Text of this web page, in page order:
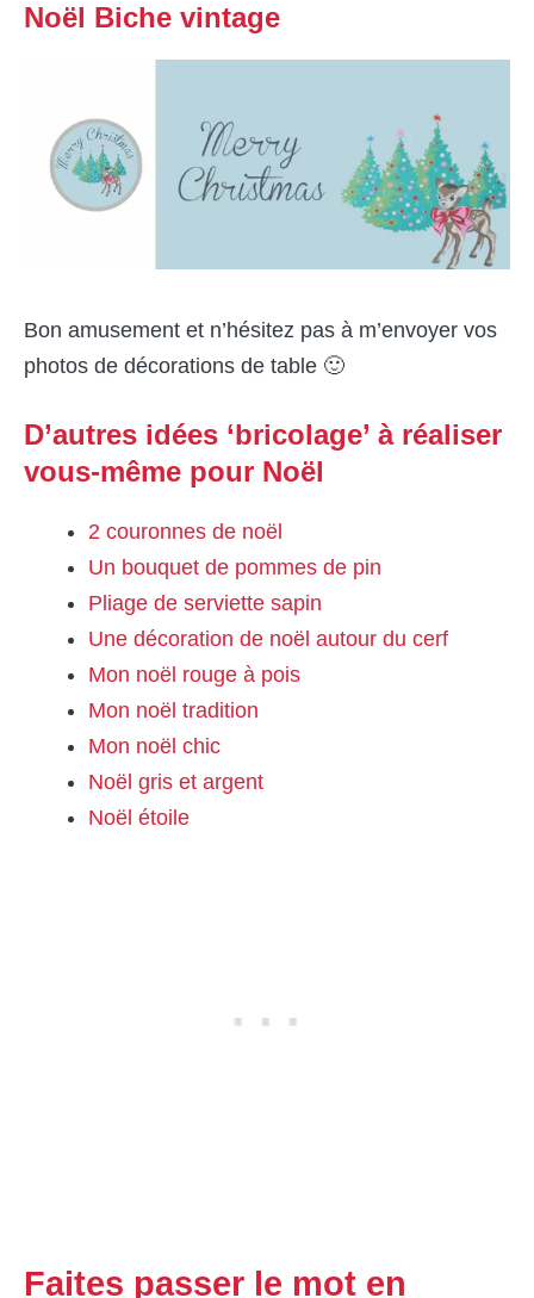
Noël Biche vintage
Bon amusement et n’hésitez pas à m’envoyer vos
photos de décorations de table 🙂
D’autres idées ‘bricolage’ à réaliser
vous-même pour Noël
2 couronnes de noël
Un bouquet de pommes de pin
Pliage de serviette sapin
Une décoration de noël autour du cerf
Mon noël rouge à pois
Mon noël tradition
Mon noël chic
Noël gris et argent
Noël étoile
Faites passer le mot en